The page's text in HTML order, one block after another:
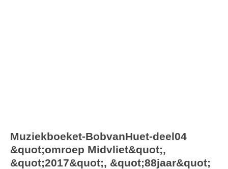
Muziekboeket-BobvanHuet-deel04
&quot;omroep Midvliet&quot;,
&quot;2017&quot;, &quot;88jaar&quot;